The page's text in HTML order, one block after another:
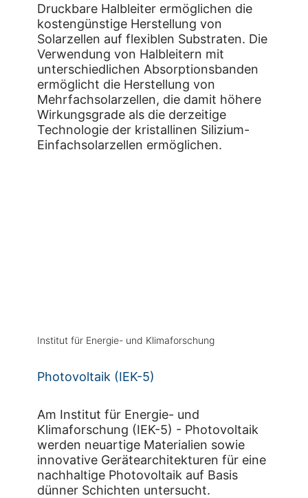
Druckbare Halbleiter ermöglichen die
kostengünstige Herstellung von
Solarzellen auf flexiblen Substraten. Die
Verwendung von Halbleitern mit
unterschiedlichen Absorptionsbanden
ermöglicht die Herstellung von
Mehrfachsolarzellen, die damit höhere
Wirkungsgrade als die derzeitige
Technologie der kristallinen Silizium-
Einfachsolarzellen ermöglichen.
Institut für Energie- und Klimaforschung
Photovoltaik (IEK-5)
Am Institut für Energie- und
Klimaforschung (IEK-5) - Photovoltaik
werden neuartige Materialien sowie
innovative Gerätearchitekturen für eine
nachhaltige Photovoltaik auf Basis
dünner Schichten untersucht.